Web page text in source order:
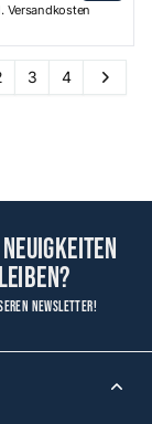
Versandkosten
3 4 Next
Newsletter!